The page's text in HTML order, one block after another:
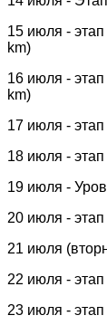
15 июля -
km)
16 июля -
km)
17 июля -
18 июля -
19 июля -
20 июля -
21 июля
22 июля -
23 июля -